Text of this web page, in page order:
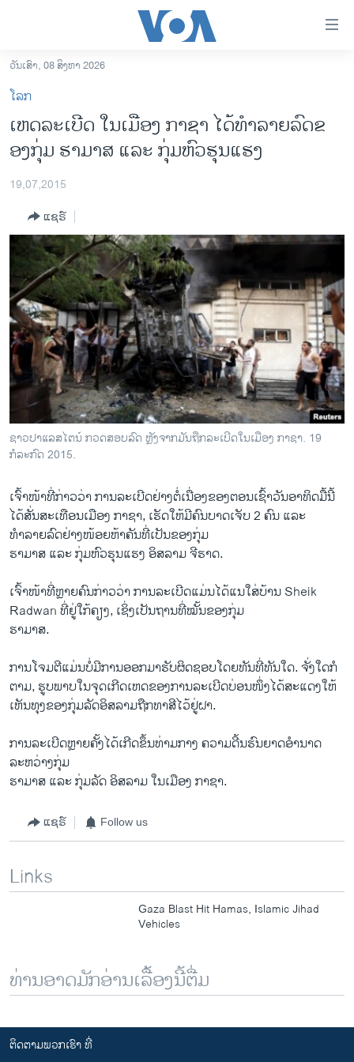
ເຂົ້າ
ຫາ
ຂ້າມ
ຂ້າມ
ຫາ
ອາເມຣິກາ
ການເລືອກຕັ້ງ ປະທານາທີບໍດີ ສະຫະລັດ 2024
ຂ່າວ​ຈີນ
ໂລກ
ເອເຊຍ
ອິດສະຫຼະພາບດ້ານການຂ່າວ
ຊີວິດຊາວລາວ
ຊຸມຊົນຊາວລາວ
ວິທະຍາສາດ-ເທັກໂນໂລຈີ
ທຸລະກິດ
ພາສາອັງກິດ
ວີດີໂອ
ລາຍການກະຈາຍສຽງ
ລາຍງານ
ຕິດຕາມພວກເຮົາ ທີ່
ພາສາຕ່າງໆ
ວັນເສົາ, 08 ສິງຫາ 2026
ໂລກ
ເຫດລະ​ເບີດ ​ໃນ​ເມືອງ ກາຊາ ​ໄດ້ທຳລາຍ​ລົດ​​ຂ​
ອງກຸ່ມ​ ຮາ​ມາສ ​ແລະ ກຸ່ມ​ຫົວ​ຮຸນ​ແຮງ
19,07,2015
ແຊຣ໌
ຊາວ​ປາ​ແລ​ສໄຕ​ນ໌ ກວດ​ສອບ​ລົດ ຫຼັງ​ຈາກ​ມັນ​ຖືກ​ລະ​ເບີດ​​ໃນ​ເມື​ອງ ກາຊາ. 19
ກໍລະກົດ 2015.
​ເຈົ້າ​ໜ້າ​ທີ່​ກ່າວ​ວ່າ ການລະ​ເບີດ​ຢ່າງ​ຕໍ່​ເນື່ອງ​ຂອງ​ຕອນ​ເຊົ້າ​ວັນ​ອາທິດ​ມື້​ນີ້​
ໄດ້​ສັ່ນ​ສະ​ເທືອ​ນ​ເມືອງ ກາຊາ, ​ເຮັດໃຫ້​ມີ​ຄົນ​ບາດ​ເຈັບ 2 ຄົນ ​ແລະ
ທຳລາຍ​ລົດ​ຢ່າງ​ໜ້ອຍ​ຫ້າ​ຄັນ​ທີ່​ເປັນ​ຂ​ອງກຸ່ມ​
ຮາ​ມາສ ​ແລະ ກຸ່ມ​ຫົວ​ຮຸນ​ແຮງ ອິສລາມ ຈີ​ຮາດ.
​ເຈົ້າ​ໜ້າ​ທີ່​ຫຼາຍຄົນ​ກ່າວ​ວ່າ ການລະ​ເບີດ​ແມ່ນ​ໄດ້​ແນ​ໃສ່ບ້ານ​ Sheik
Radwan ທີ່ຢູ່​ໃກ້​ຄຽງ, ​ເຊິ່ງ​ເປັນ​ຖານ​ທີ່​ໝັ້ນ​ຂອງ​ກຸ່ມ
ຮາ​ມາສ.
ການ​ໂຈມ​ຕີ​ແມ່ນ​ບໍ່​ມີ​ການ​ອອກ​ມາ​ຮັບຜິດຊອບໂດຍ​ທັນ​ທີ່​ທັນ​ໃດ. ຈັ່ງໃດ​ກໍ​
ຕາມ, ຮູບ​ພາບ​ໃນຈຸດ​ເກີດ​ເຫດ​ຂອງ​ການລະ​ເບີດ​ບ່ອນ​ໜຶ່ງ​ໄດ້​ສະ​ແດງ​ໃຫ້​
ເຫັນ​ທຸງ​ຂອງ​ກຸ່ມ​ລັດ​ອິສລາມ​ຖືກ​ທາສີ​ໄວ້​ຢູ່​ຝາ.
ການລະ​ເບີດ​ຫຼາຍ​ຄັ້ງ​ໄດ້​ເກີດຂຶ້ນ​ທ່າມກາງ ຄວາມ​ດີ້ນຮົນ​ຍາດ​ອຳ​ນາດ​
ລະຫວ່າງກຸ່ມ
ຮາ​ມາສ ​ແລ​ະ ກຸ່ມ​ລັດ ອິສລາມ ​ໃນ​ເມື​ອງ ກາຊາ.
ແຊຣ໌ Follow us
Links
Gaza Blast Hit Hamas, Islamic Jihad
Vehicles
ທ່ານອາດມັກອ່ານເລື້ອງນີ້ຕື່ມ
ຕິດຕາມພວກເຮົາ ທີ່